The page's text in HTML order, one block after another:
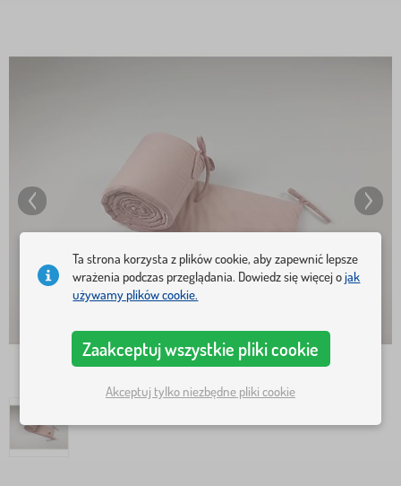
Ta strona korzysta z plików cookie, aby zapewnić lepsze
wrażenia podczas przeglądania. Dowiedz się więcej ojak
używamy plików cookie.
Zaakceptuj wszystkie pliki cookie
Akceptuj tylko niezbędne pliki cookie